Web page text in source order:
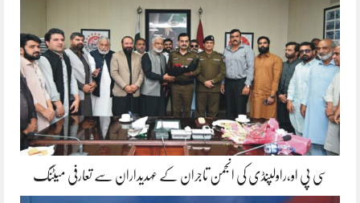
سی پی او،راولپنڈی کی انجمن تاجران کے عہدیداران سے تعارفی میٹنگ